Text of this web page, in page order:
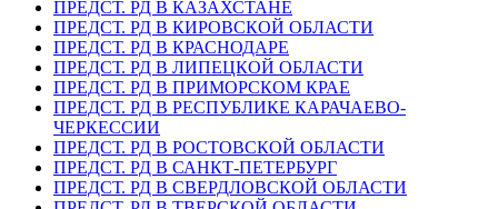
ПРЕДСТ. РД В КАЗАХСТАНЕ
ПРЕДСТ. РД В КИРОВСКОЙ ОБЛАСТИ
ПРЕДСТ. РД В КРАСНОДАРЕ
ПРЕДСТ. РД В ЛИПЕЦКОЙ ОБЛАСТИ
ПРЕДСТ. РД В ПРИМОРСКОМ КРАЕ
ПРЕДСТ. РД В РЕСПУБЛИКЕ КАРАЧАЕВО-
ЧЕРКЕССИИ
ПРЕДСТ. РД В РОСТОВСКОЙ ОБЛАСТИ
ПРЕДСТ. РД В САНКТ-ПЕТЕРБУРГ
ПРЕДСТ. РД В СВЕРДЛОВСКОЙ ОБЛАСТИ